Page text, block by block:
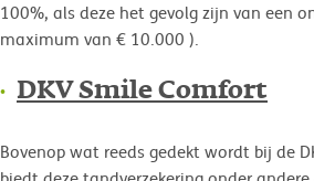
100%, als deze het gevolg zijn van een
maximum van € 10.000 ).
DKV Smile Comfort
Bovenop wat reeds gedekt wordt bij de